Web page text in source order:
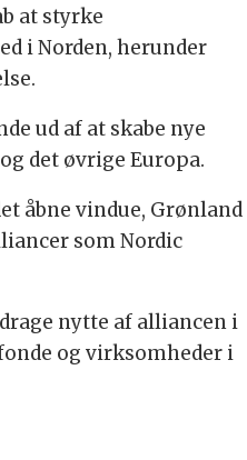
at styrke
i Norden, herunder
ud af at skabe nye
det øvrige Europa.
åbne vindue, Grønland
som Nordic
nytte af alliancen i
og virksomheder i